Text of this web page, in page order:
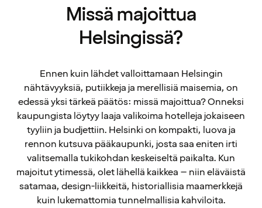
Missä majoittua
Helsingissä?
Ennen kuin lähdet valloittamaan Helsingin
nähtävyyksiä, putiikkeja ja merellisiä maisemia, on
edessä yksi tärkeä päätös: missä majoittua? Onneksi
kaupungista löytyy laaja valikoima hotelleja jokaiseen
tyyliin ja budjettiin. Helsinki on kompakti, luova ja
rennon kutsuva pääkaupunki, josta saa eniten irti
valitsemalla tukikohdan keskeiseltä paikalta. Kun
majoitut ytimessä, olet lähellä kaikkea – niin eläväistä
satamaa, design-liikkeitä, historiallisia maamerkkejä
kuin lukemattomia tunnelmallisia kahviloita.